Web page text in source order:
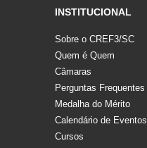
INSTITUCIONAL
Sobre o CREF3/SC
Quem é Quem
Câmaras
Perguntas Frequentes
Medalha do Mérito
Calendário de Eventos
Cursos